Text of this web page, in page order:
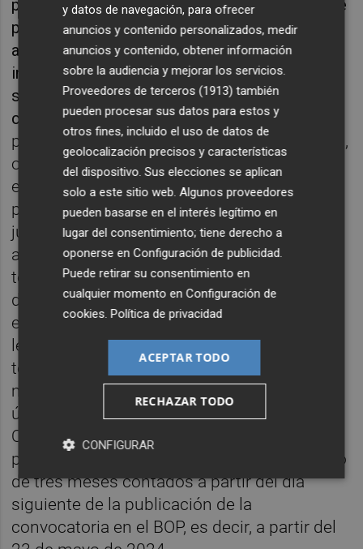
publicación, sino la posibilidad que se abre de
poner en escena la obra. Además, ayuda a
acercar el teatro y la literatura en general a la
infancia y la juventud desde las aulas, ya que
son textos que se trabajan mucho en
clase”.La convocatoria, que ya ha sido
publicada en el Boletín Oficial de la Provincia,
otorga un premio en metálico de 5.000
euros, así como la publicación de una
primera edición por parte de Bromera. El
jurado, formado por especialistas de las
artes escénicas, escogerá la obra ganadora
teniendo en cuenta la calidad de la escritura
dramática, la viabilidad de su posible puesta
en escena y el carácter innovador del
lenguaje y la estructura dramática del
texto.
Para participar, tan solo hay que ser
mayor de 18 años y no haber ganado las
últimas dos ediciones de la convocatoria.
Quienes cumplan con este requisito podrán
presentar su texto en valenciano en un plazo
de tres meses contados a partir del día
siguiente de la publicación de la
convocatoria en el BOP, es decir, a partir del
y datos de navegación, para ofrecer
anuncios y contenido personalizados, medir
anuncios y contenido, obtener información
sobre la audiencia y mejorar los servicios.
Proveedores de terceros (1913) también
pueden procesar sus datos para estos y
otros fines, incluido el uso de datos de
geolocalización precisos y características
del dispositivo. Sus elecciones se aplican
solo a este sitio web. Algunos proveedores
pueden basarse en el interés legítimo en
lugar del consentimiento; tiene derecho a
oponerse enConfiguración de publicidad.
Puede retirar su consentimiento en
cualquier momento enConfiguración de
cookies.Política de privacidad
ACEPTAR TODO
RECHAZAR TODO
CONFIGURAR